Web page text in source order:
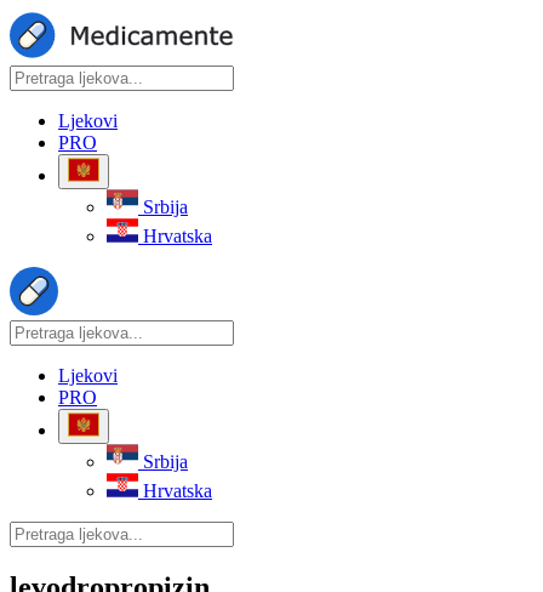
Ljekovi
PRO
Srbija
Hrvatska
Ljekovi
PRO
Srbija
Hrvatska